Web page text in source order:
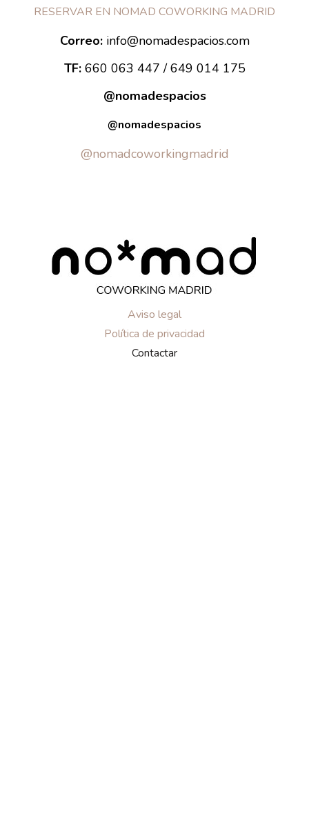
RESERVAR EN NOMAD COWORKING MADRID
Correo: info@nomadespacios.com
TF:660 063 447 / 649 014 175
@nomadespacios
@nomadespacios
@nomadcoworkingmadrid
Aviso legal
Política de privacidad
Contactar